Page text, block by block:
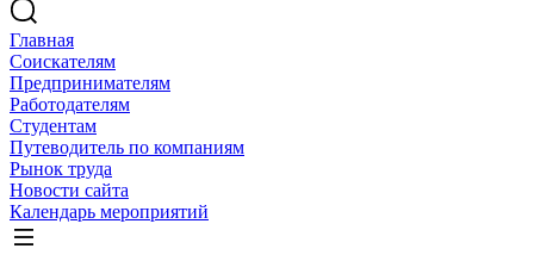
Главная
Соискателям
Предпринимателям
Работодателям
Студентам
Путеводитель по компаниям
Рынок труда
Новости сайта
Календарь мероприятий